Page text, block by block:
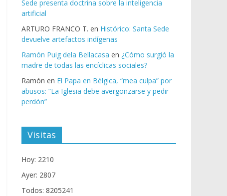
Sede presenta doctrina sobre la inteligencia
artificial
ARTURO FRANCO T. en Histórico: Santa Sede
devuelve artefactos indígenas
Ramón Puig dela Bellacasa en ¿Cómo surgió la
madre de todas las encíclicas sociales?
Ramón en El Papa en Bélgica, “mea culpa” por
abusos: “La Iglesia debe avergonzarse y pedir
perdón”
Visitas
Hoy: 2210
Ayer: 2807
Todos: 8205241